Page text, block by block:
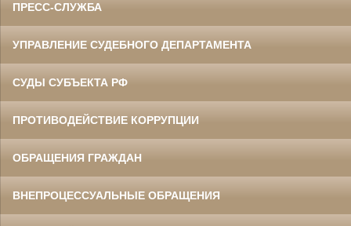
ПРЕСС-СЛУЖБА
УПРАВЛЕНИЕ СУДЕБНОГО ДЕПАРТАМЕНТА
СУДЫ СУБЪЕКТА РФ
ПРОТИВОДЕЙСТВИЕ КОРРУПЦИИ
ОБРАЩЕНИЯ ГРАЖДАН
ВНЕПРОЦЕССУАЛЬНЫЕ ОБРАЩЕНИЯ